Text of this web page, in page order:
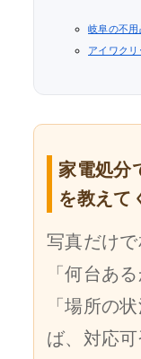
岐阜の不
アイワク
家電処分
を教えて
写真だけで
「何台あ
「場所の
ば、対応